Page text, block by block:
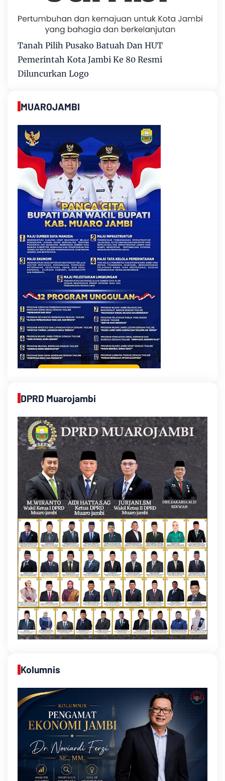
Tanah Pilih Pusako Batuah Dan HUT
Pemerintah Kota Jambi Ke 80 Resmi
Diluncurkan Logo
MUAROJAMBI
DPRD Muarojambi
Kolumnis